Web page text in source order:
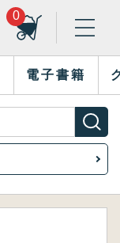
0
電子書籍